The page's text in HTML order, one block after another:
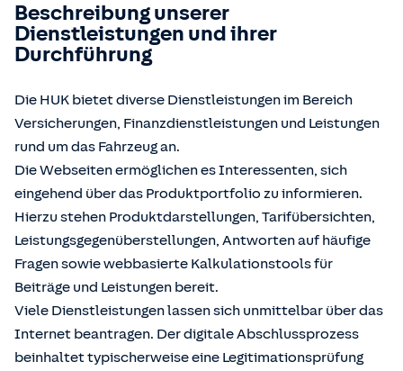
Beschreibung unserer
Dienstleistungen und ihrer
Durchführung
Die HUK bietet diverse Dienstleistungen im Bereich
Versicherungen, Finanzdienstleistungen und Leistungen
rund um das Fahrzeug an.
Die Webseiten ermöglichen es Interessenten, sich
eingehend über das Produktportfolio zu informieren.
Hierzu stehen Produktdarstellungen, Tarifübersichten,
Leistungsgegenüberstellungen, Antworten auf häufige
Fragen sowie webbasierte Kalkulationstools für
Beiträge und Leistungen bereit.
Viele Dienstleistungen lassen sich unmittelbar über das
Internet beantragen. Der digitale Abschlussprozess
beinhaltet typischerweise eine Legitimationsprüfung